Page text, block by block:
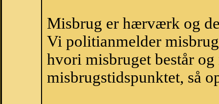
Misbrug er hærværk og
Vi politianmelder
hvori misbruget består
misbrugstidspunktet, så